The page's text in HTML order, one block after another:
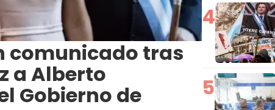
comunicado tras
a Alberto
Gobierno de
4
5